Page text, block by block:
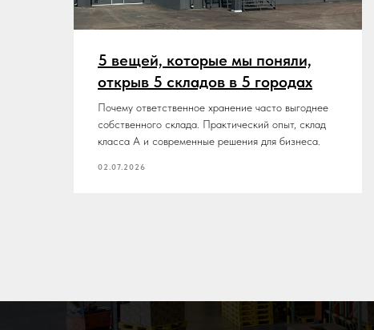
5 вещей, которые мы поняли,
открыв 5 складов в 5 городах
Почему ответственное хранение часто выгоднее
собственного склада. Практический опыт, склад
класса А и современные решения для бизнеса.
02.07.2026